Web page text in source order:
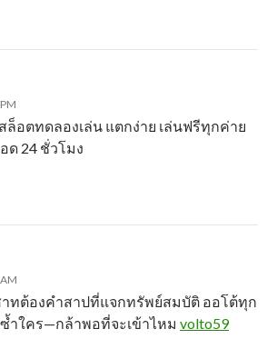
ล็อตทดลองเล่น แตกง่าย เล่นฟรีทุกค่าย
ด 24 ชั่วโมง
ทต้องคำสาปที่แจกทรัพย์สมบัติ ออโต้ทุก
ำใคร—กล้าพอที่จะเข้าไหม volto59